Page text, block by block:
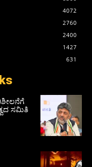
4072
2760
2400
1427
631
ಸಮಿತಿ